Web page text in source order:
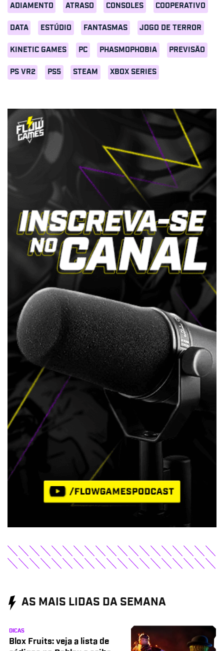
ADIAMENTO ATRASO CONSOLES COOPERATIVO
DATA ESTÚDIO FANTASMAS JOGO DE TERROR
KINETIC GAMES PC PHASMOPHOBIA PREVISÃO
PS VR2 PS5 STEAM XBOX SERIES
AS MAIS LIDAS DA SEMANA
DICAS
Blox Fruits: veja a lista de